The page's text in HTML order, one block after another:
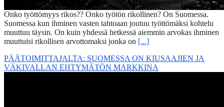
Onko työttömyys rikos?? Onko työtön rikollinen? On Suomessa.
Suomessa kun ihminen vasten tahtoaan joutuu työttömäksi kohtelu
muuttuu täysin. On kuin yhdessä hetkessä aiemmin arvokas ihminen
muuttuisi rikollisen arvottomaksi jonka on [...]
PÄÄTOIMITTAJALTA: SUOMESSA ON KIUSAAJIEN JA
VÄKIVALLAN EHTYMÄTÖN MARKKINA